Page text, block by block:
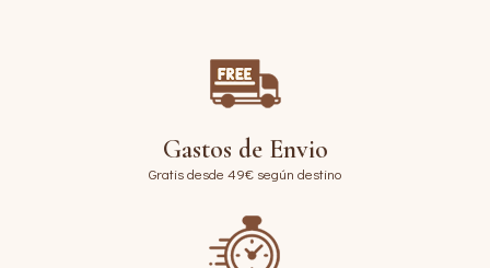
Gastos de Envio
Gratis desde 49€ según destino